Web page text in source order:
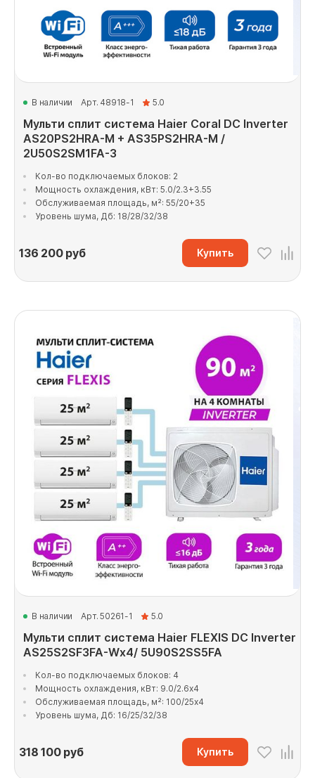
В наличии Арт. 48918-1 5.0
Мульти сплит система Haier Coral DC Inverter
AS20PS2HRA-M + AS35PS2HRA-M /
2U50S2SM1FA-3
Кол-во подключаемых блоков: 2
Мощность охлаждения, кВт: 5.0/2.3+3.55
Обслуживаемая площадь, м²: 55/20+35
Уровень шума, Дб: 18/28/32/38
136 200руб Купить
В наличии Арт. 50261-1 5.0
Мульти сплит система Haier FLEXIS DC Inverter
AS25S2SF3FA-Wx4/ 5U90S2SS5FA
Кол-во подключаемых блоков: 4
Мощность охлаждения, кВт: 9.0/2.6x4
Обслуживаемая площадь, м²: 100/25x4
Уровень шума, Дб: 16/25/32/38
318 100руб Купить